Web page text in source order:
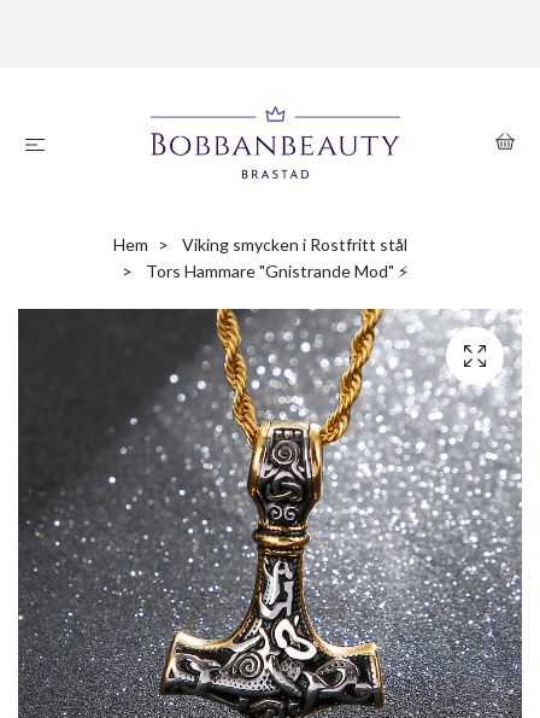
Hem
Viking smycken i Rostfritt stål
Tors Hammare "Gnistrande Mod" ⚡️